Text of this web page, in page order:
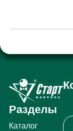
Разделы
Каталог